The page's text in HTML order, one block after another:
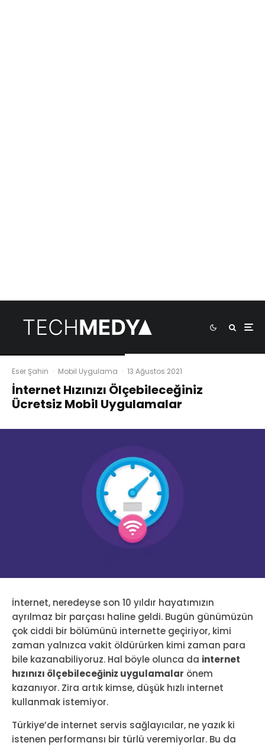
Eser Şahin · Mobil Uygulama · 13 Ağustos 2021
İnternet Hızınızı Ölçebileceğiniz
Ücretsiz Mobil Uygulamalar
İnternet, neredeyse son 10 yıldır hayatımızın
ayrılmaz bir parçası haline geldi. Bugün günümüzün
çok ciddi bir bölümünü internette geçiriyor, kimi
zaman yalnızca vakit öldürürken kimi zaman para
bile kazanabiliyoruz. Hal böyle olunca da internet
hızınızı ölçebileceğiniz uygulamalar önem
kazanıyor. Zira artık kimse, düşük hızlı internet
kullanmak istemiyor.
Türkiye’de internet servis sağlayıcılar, ne yazık ki
istenen performansı bir türlü veremiyorlar. Bu da